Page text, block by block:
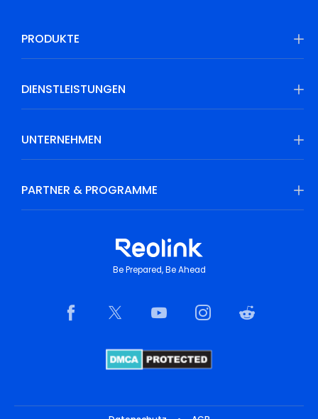
PRODUKTE
DIENSTLEISTUNGEN
UNTERNEHMEN
PARTNER & PROGRAMME
Be Prepared, Be Ahead